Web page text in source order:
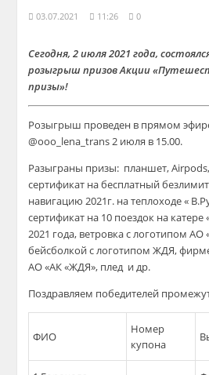
03.07.2021 11:26 0
Сегодня, 2 июля 2021 года,
розыгрыш призов Акции
призы»!
Розыгрыш проведен в прямом
@ooo_lena_trans 2 июля в 15.00.
Разыграны призы: планшет,
сертификат на бесплатный
навигацию 2021г. на теплоходе «
сертификат на 10 поездок на
2021 года, ветровка с логотипом АО
бейсболкой с логотипом ЖДЯ,
АО «АК «ЖДЯ», плед и др.
Поздравляем победителей
ФИО
Номер
купона